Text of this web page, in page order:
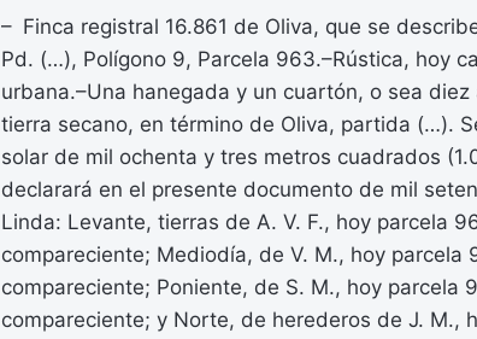
– Finca registral 16.861 de Oliva, que se
Pd. (…), Polígono 9, Parcela 963.–Rústica, hoy
urbana.–Una hanegada y un cuartón, o sea
tierra secano, en término de Oliva, partida (…).
solar de mil ochenta y tres metros cuadrados
declarará en el presente documento de mil
Linda: Levante, tierras de A. V. F., hoy parcela
compareciente; Mediodía, de V. M., hoy
compareciente; Poniente, de S. M., hoy parcela
compareciente; y Norte, de herederos de J. M.,